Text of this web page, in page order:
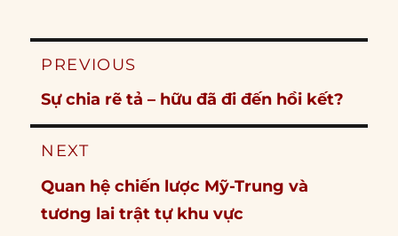
Post
PREVIOUS
Previous
post:
Sự chia rẽ tả – hữu đã đi đến hồi kết?
NEXT
Next
post:
Quan hệ chiến lược Mỹ-Trung và
tương lai trật tự khu vực